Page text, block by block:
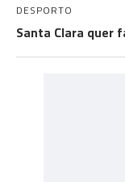
DESPORTO
Santa Clara quer